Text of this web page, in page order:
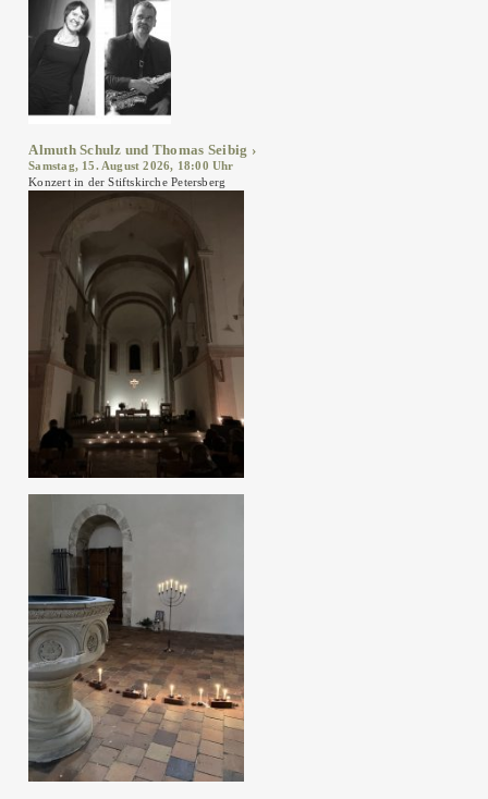
Almuth Schulz und Thomas Seibig
Samstag, 15. August 2026, 18:00 Uhr
Konzert in der Stiftskirche Petersberg